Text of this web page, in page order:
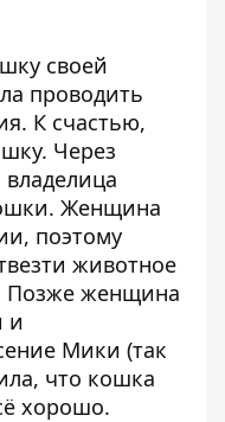
своей
проводить
К счастью,
Через
Женщина
поэтому
животное
Позже женщина
и
Мики (так
что кошка
хорошо.